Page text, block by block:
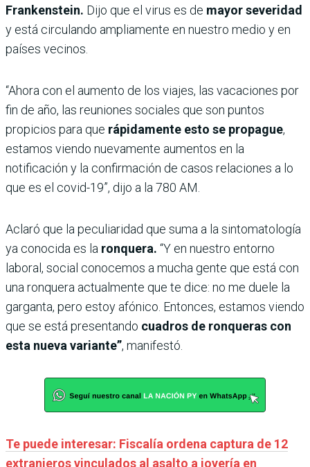
Frankenstein. Dijo que el virus es de mayor severidad
y está circulando ampliamente en nuestro medio y en
países vecinos.
“Ahora con el aumento de los viajes, las vacaciones por
fin de año, las reuniones sociales que son puntos
propicios para que rápidamente esto se propague,
estamos viendo nuevamente aumentos en la
notificación y la confirmación de casos relaciones a lo
que es el covid-19”, dijo a la 780 AM.
Aclaró que la peculiaridad que suma a la sintomatología
ya conocida es la ronquera. “Y en nuestro entorno
laboral, social conocemos a mucha gente que está con
una ronquera actualmente que te dice: no me duele la
garganta, pero estoy afónico. Entonces, estamos viendo
que se está presentando cuadros de ronqueras con
esta nueva variante”, manifestó.
Te puede interesar: Fiscalía ordena captura de 12
extranjeros vinculados al asalto a joyería en